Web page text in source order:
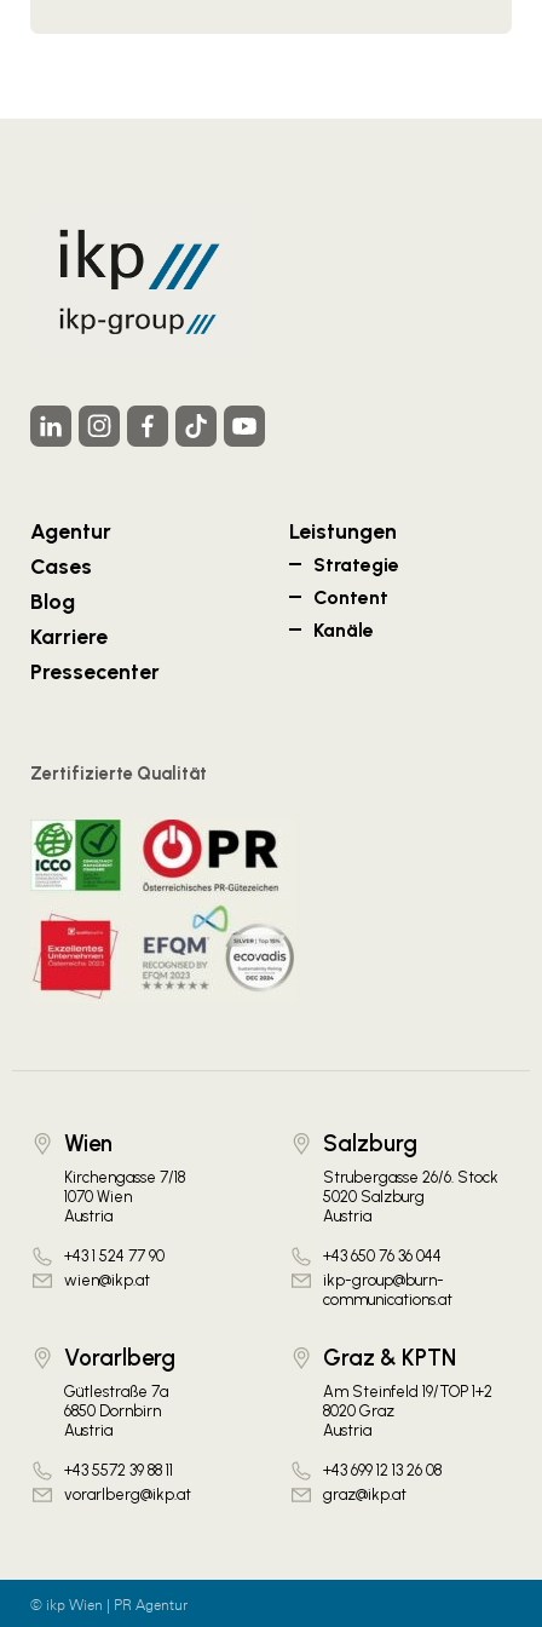
Agentur
Cases
Blog
Karriere
Pressecenter
Leistungen
Strategie
Content
Kanäle
Zertifizierte Qualität
Wien
Kirchengasse 7/18
1070 Wien
Austria
+43 1 524 77 90
wien@ikp.at
Salzburg
Strubergasse 26/6. Stock
5020 Salzburg
Austria
+43 650 76 36 044
ikp-group@burn-
communications.at
Vorarlberg
Gütlestraße 7a
6850 Dornbirn
Austria
+43 5572 39 88 11
vorarlberg@ikp.at
Graz & KPTN
Am Steinfeld 19/TOP 1+2
8020 Graz
Austria
+43 699 12 13 26 08
graz@ikp.at
© ikp Wien | PR Agentur